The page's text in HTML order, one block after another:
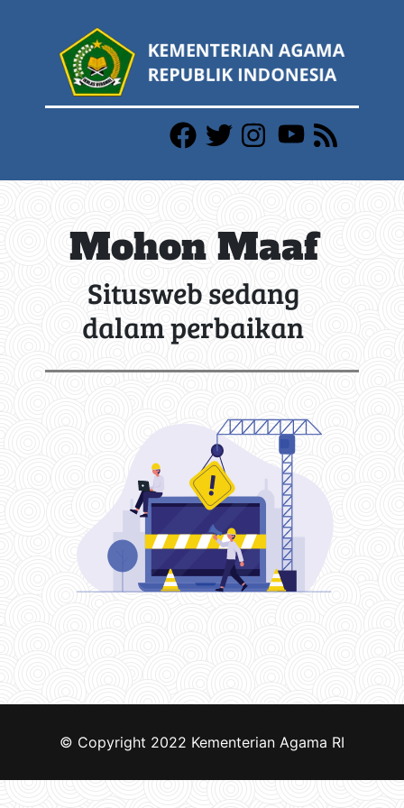
Mohon Maaf
Situsweb sedang
dalam perbaikan
© Copyright 2022 Kementerian Agama RI